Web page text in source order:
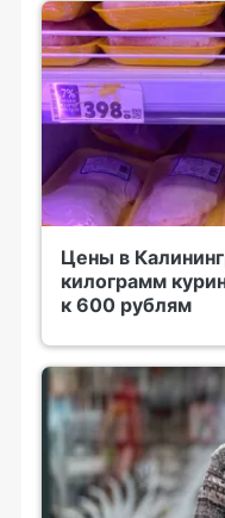
Цены в
килограмм
к 600 рублям